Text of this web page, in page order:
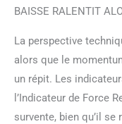
BAISSE RALENTIT
La perspective
alors que le
un répit. Les
l’Indicateur de Force
survente, bien qu’il se